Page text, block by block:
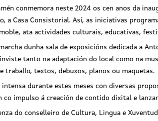
conmemora neste 2024 os cen anos da
a Casa Consistorial. Así, as iniciativas
ata actividades culturais, educativas,
dunha sala de exposicións dedicada a
tanto na adaptación do local como na
traballo, textos, debuxos, planos ou maquetas.
durante estes meses con diversas
impulso á creación de contido dixital e
do conselleiro de Cultura, Lingua e